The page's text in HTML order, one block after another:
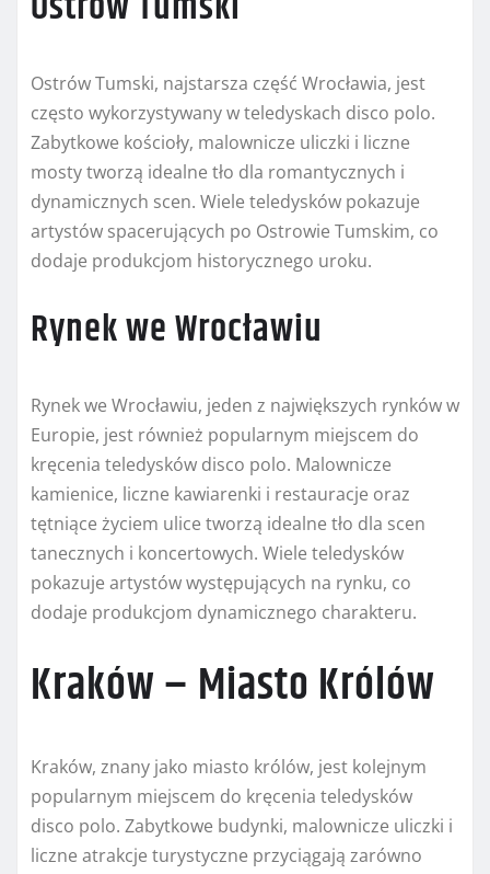
Ostrów Tumski, najstarsza część Wrocławia, jest
często wykorzystywany w teledyskach disco polo.
Zabytkowe kościoły, malownicze uliczki i liczne
mosty tworzą idealne tło dla romantycznych i
dynamicznych scen. Wiele teledysków pokazuje
artystów spacerujących po Ostrowie Tumskim, co
dodaje produkcjom historycznego uroku.
Rynek we Wrocławiu
Rynek we Wrocławiu, jeden z największych rynków w
Europie, jest również popularnym miejscem do
kręcenia teledysków disco polo. Malownicze
kamienice, liczne kawiarenki i restauracje oraz
tętniące życiem ulice tworzą idealne tło dla scen
tanecznych i koncertowych. Wiele teledysków
pokazuje artystów występujących na rynku, co
dodaje produkcjom dynamicznego charakteru.
Kraków – Miasto Królów
Kraków, znany jako miasto królów, jest kolejnym
popularnym miejscem do kręcenia teledysków
disco polo. Zabytkowe budynki, malownicze uliczki i
liczne atrakcje turystyczne przyciągają zarówno